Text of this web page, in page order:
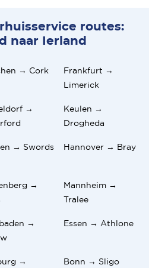
routes:
naar Ierland
→ Cork
Frankfurt →
Limerick
→
Keulen →
Drogheda
→ Swords Hannover → Bray
→
Mannheim →
Tralee
→
Essen → Athlone
→
Bonn → Sligo